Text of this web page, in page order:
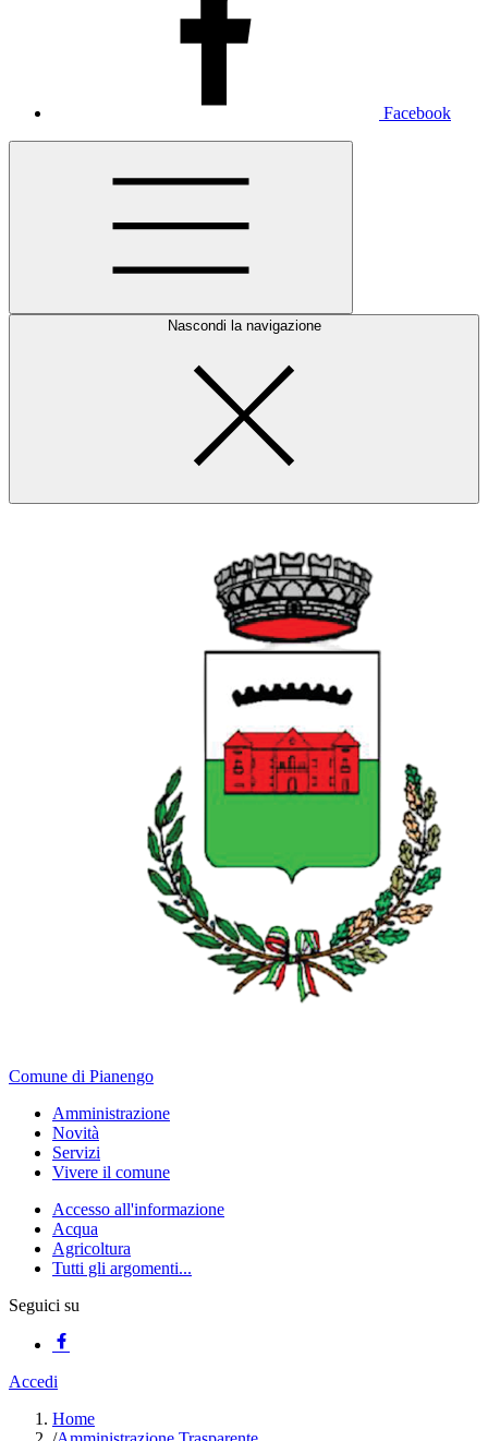
Facebook
Nascondi la navigazione
Comune di Pianengo
Amministrazione
Novità
Servizi
Vivere il comune
Accesso all'informazione
Acqua
Agricoltura
Tutti gli argomenti...
Seguici su
Accedi
Home